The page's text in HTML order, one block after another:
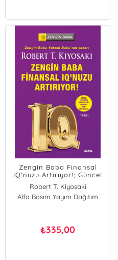
Zengin Baba Finansal
IQ'nuzu Artırıyor!; Güncel
Ekonomik Krizler İçin
Yazılmış Yeni Sonsözle!
Robert T. Kiyosaki
Alfa Basım Yayım Dağıtım
₺335,00